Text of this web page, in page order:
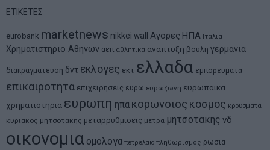
ΕΤΙΚΕΤΕΣ
eurobank marketnews nikkei wall Αγορες ΗΠΑ Ιταλια
Χρηματιστηριο Αθηνων αεπ αθλητικα αναπτυξη βουλη γερμανια
διαπραγματευση δντ εκλογες εκτ ελλαδα εμπορευματα
επικαιροτητα επιχειρησεις ευρω ευρωζωνη ευρωπαικα
χρηματιστηρια ευρωπη ηπα κορωνοιος κοσμος κρουσματα
κυριακος μητσοτακης μεταρρυθμισεις μετρα μητσοτακης νδ
οικονομια ομολογα πετρελαιο πληθωρισμος ρωσια